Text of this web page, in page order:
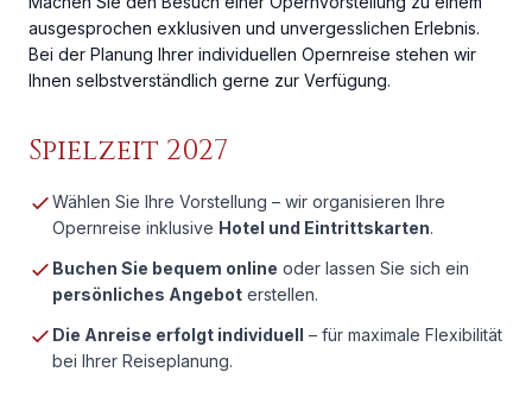
ausgesprochen exklusiven und unvergesslichen Erlebnis.
Bei der Planung Ihrer individuellen Opernreise stehen wir
Ihnen selbstverständlich gerne zur Verfügung.
Spielzeit 2027
Wählen Sie Ihre Vorstellung – wir organisieren Ihre
Opernreise inklusive Hotel und Eintrittskarten.
Buchen Sie bequem online oder lassen Sie sich ein
persönliches Angebot erstellen.
Die Anreise erfolgt individuell – für maximale Flexibilität
bei Ihrer Reiseplanung.